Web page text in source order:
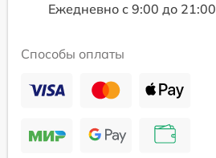
Ежедневно с 9:00 до 21:00
Способы оплаты